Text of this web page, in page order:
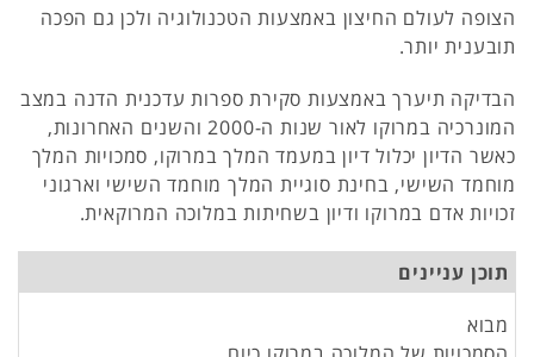
הצופה לעולם החיצון באמצעות הטכנולוגיה ולכן גם הפכה
תובענית יותר.
הבדיקה תיערך באמצעות סקירת ספרות עדכנית הדנה במצב
המונרכיה במרוקו לאור שנות ה-2000 והשנים האחרונות,
כאשר הדיון יכלול דיון במעמד המלך במרוקו, סמכויות המלך
מוחמד השישי, בחינת סוגיית המלך מוחמד השישי וארגוני
זכויות אדם במרוקו ודיון בשחיתות במלוכה המרוקאית.
תוכן עניינים
מבוא